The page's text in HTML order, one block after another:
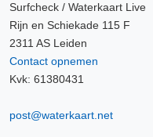
Surfcheck / Waterkaart Live
Rijn en Schiekade 115 F
2311 AS Leiden
Contact opnemen
Kvk: 61380431
post@waterkaart.net